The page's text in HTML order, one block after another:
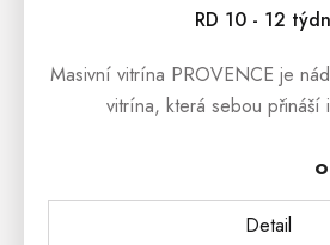
RD 10 - 12
Detail
Masivní vitrína PROVENCE je
vitrína, která sebou přináší
je vyrobena z masivního